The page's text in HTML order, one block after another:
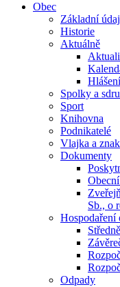
Obec
Základní
Historie
Aktuálně
Spolky a
Sport
Knihovna
Podnikatelé
Vlajka a znak
Dokumenty
Sb., o
Hospodaření
Odpady